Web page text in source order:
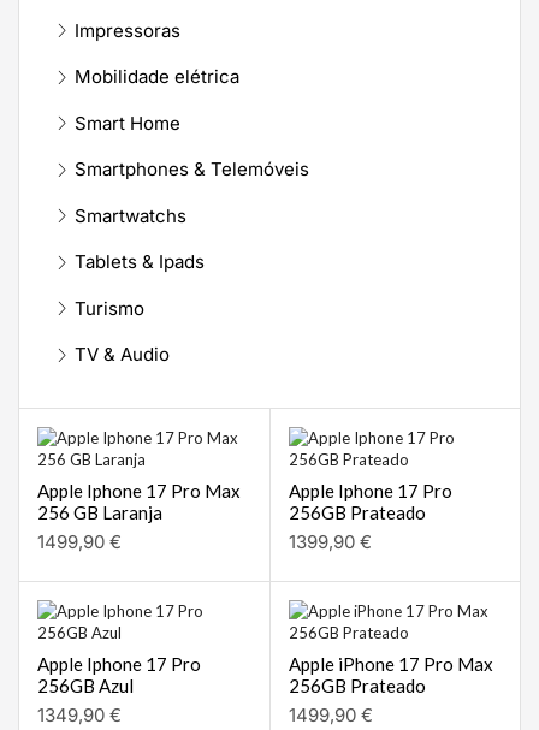
Impressoras
Mobilidade elétrica
Smart Home
Smartphones & Telemóveis
Smartwatchs
Tablets & Ipads
Turismo
TV & Audio
Apple Iphone 17 Pro Max
256 GB Laranja
1499,90 €
Apple Iphone 17 Pro
256GB Prateado
1399,90 €
Apple Iphone 17 Pro
256GB Azul
1349,90 €
Apple iPhone 17 Pro Max
256GB Prateado
1499,90 €